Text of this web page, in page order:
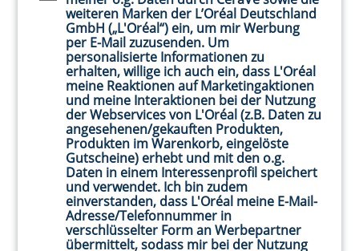
weiteren Marken der L’Oréal Deutschland
GmbH („L'Oréal“) ein, um mir Werbung
per E-Mail zuzusenden. Um
personalisierte Informationen zu
erhalten, willige ich auch ein, dass L'Oréal
meine Reaktionen auf Marketingaktionen
und meine Interaktionen bei der Nutzung
der Webservices von L'Oréal (z.B. Daten zu
angesehenen/gekauften Produkten,
Produkten im Warenkorb, eingelöste
Gutscheine) erhebt und mit den o.g.
Daten in einem Interessenprofil speichert
und verwendet. Ich bin zudem
einverstanden, dass L'Oréal meine E-Mail-
Adresse/Telefonnummer in
verschlüsselter Form an Werbepartner
übermittelt, sodass mir bei der Nutzung